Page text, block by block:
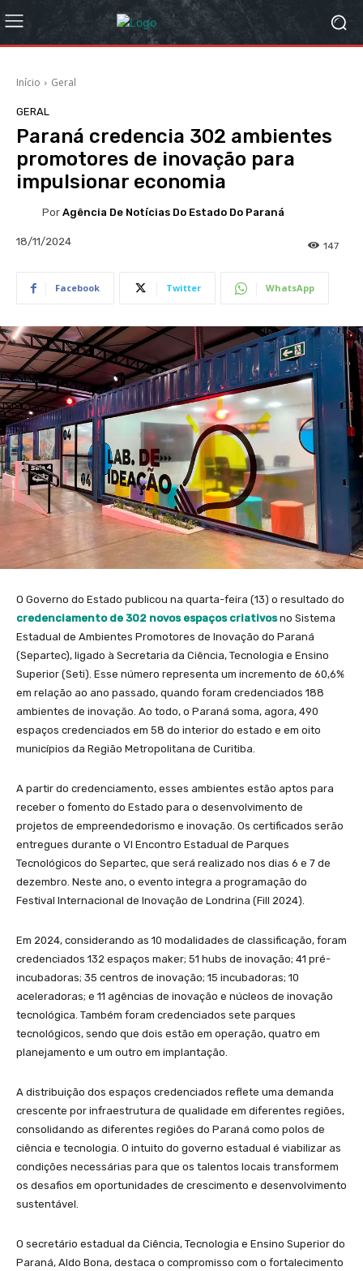
Início Geral
GERAL
Paraná credencia 302 ambientes
promotores de inovação para
impulsionar economia
Por Agência De Notícias Do Estado Do Paraná
18/11/2024 147
Facebook Twitter WhatsApp
O Governo do Estado publicou na quarta-feira (13) o resultado do
credenciamento de 302 novos espaços criativosno Sistema
Estadual de Ambientes Promotores de Inovação do Paraná
(Separtec), ligado à Secretaria da Ciência, Tecnologia e Ensino
Superior (Seti). Esse número representa um incremento de 60,6%
em relação ao ano passado, quando foram credenciados 188
ambientes de inovação. Ao todo, o Paraná soma, agora, 490
espaços credenciados em 58 do interior do estado e em oito
municípios da Região Metropolitana de Curitiba.
A partir do credenciamento, esses ambientes estão aptos para
receber o fomento do Estado para o desenvolvimento de
projetos de empreendedorismo e inovação. Os certificados serão
entregues durante o VI Encontro Estadual de Parques
Tecnológicos do Separtec, que será realizado nos dias 6 e 7 de
dezembro. Neste ano, o evento integra a programação do
Festival Internacional de Inovação de Londrina (Fill 2024).
Em 2024, considerando as 10 modalidades de classificação, foram
credenciados 132 espaços maker; 51 hubs de inovação; 41 pré-
incubadoras; 35 centros de inovação; 15 incubadoras; 10
aceleradoras; e 11 agências de inovação e núcleos de inovação
tecnológica. Também foram credenciados sete parques
tecnológicos, sendo que dois estão em operação, quatro em
planejamento e um outro em implantação.
A distribuição dos espaços credenciados reflete uma demanda
crescente por infraestrutura de qualidade em diferentes regiões,
consolidando as diferentes regiões do Paraná como polos de
ciência e tecnologia. O intuito do governo estadual é viabilizar as
condições necessárias para que os talentos locais transformem
os desafios em oportunidades de crescimento e desenvolvimento
sustentável.
O secretário estadual da Ciência, Tecnologia e Ensino Superior do
Paraná, Aldo Bona, destaca o compromisso com o fortalecimento